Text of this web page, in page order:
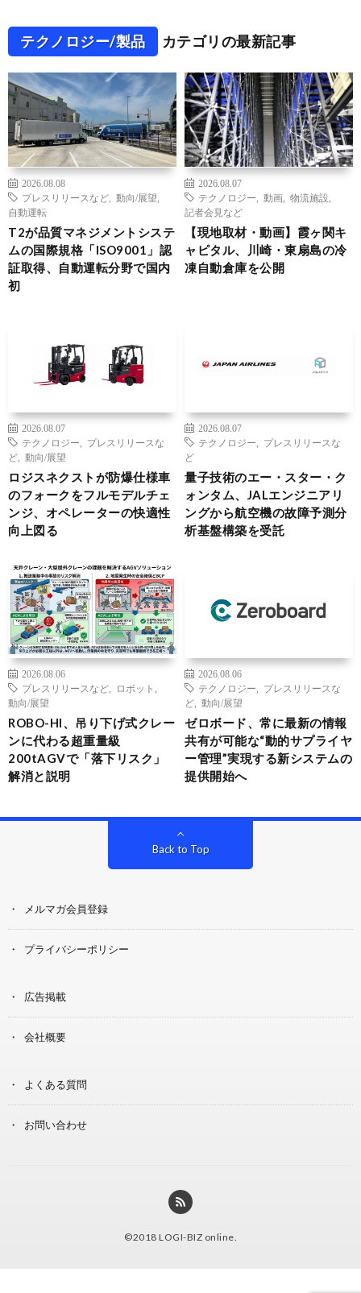
テクノロジー/製品 カテゴリの最新記事
2026.08.08
プレスリリースなど
動向/展望
自動運転
T2が品質マネジメントシステ
ムの国際規格「ISO9001」認
証取得、自動運転分野で国内
初
2026.08.07
テクノロジー
動画 物流施設
記者会見など
【現地取材・動画】霞ヶ関キ
ャピタル、川崎・東扇島の冷
凍自動倉庫を公開
2026.08.07
テクノロジー
プレスリリースな
ど
動向/展望
ロジスネクストが防爆仕様車
のフォークをフルモデルチェ
ンジ、オペレーターの快適性
向上図る
2026.08.07
テクノロジー
プレスリリースな
ど
量子技術のエー・スター・ク
ォンタム、JALエンジニアリ
ングから航空機の故障予測分
析基盤構築を受託
2026.08.06
プレスリリースなど
ロボット
動向/展望
ROBO-HI、吊り下げ式クレー
ンに代わる超重量級
200tAGVで「落下リスク」
解消と説明
2026.08.06
テクノロジー
プレスリリースな
ど
動向/展望
ゼロボード、常に最新の情報
共有が可能な“動的サプライヤ
ー管理”実現する新システムの
提供開始へ
Back to Top
メルマガ会員登録
プライバシーポリシー
広告掲載
会社概要
よくある質問
お問い合わせ
©2018 LOGI-BIZ online